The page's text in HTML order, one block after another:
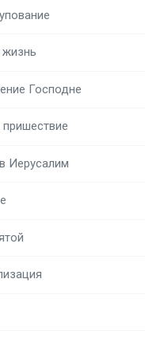
жизнь
Господне
Иерусалим